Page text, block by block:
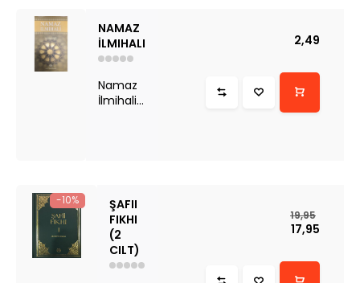
NAMAZ
İLMIHALI
Namaz
İlmihali...
2,49
-10%
ŞAFII
FIKHI
(2
CILT)
19,95
17,95